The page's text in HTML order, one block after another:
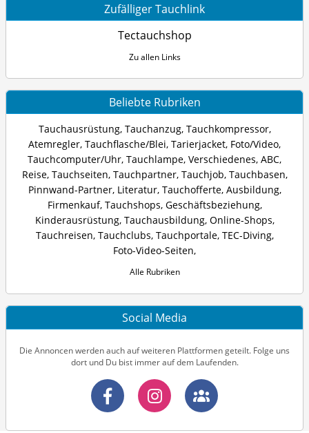
Zufälliger Tauchlink
Tectauchshop
Zu allen Links
Beliebte Rubriken
Tauchausrüstung, Tauchanzug, Tauchkompressor,
Atemregler, Tauchflasche/Blei, Tarierjacket, Foto/Video,
Tauchcomputer/Uhr, Tauchlampe, Verschiedenes, ABC,
Reise, Tauchseiten, Tauchpartner, Tauchjob, Tauchbasen,
Pinnwand-Partner, Literatur, Tauchofferte, Ausbildung,
Firmenkauf, Tauchshops, Geschäftsbeziehung,
Kinderausrüstung, Tauchausbildung, Online-Shops,
Tauchreisen, Tauchclubs, Tauchportale, TEC-Diving,
Foto-Video-Seiten,
Alle Rubriken
Social Media
Die Annoncen werden auch auf weiteren Plattformen geteilt. Folge uns
dort und Du bist immer auf dem Laufenden.